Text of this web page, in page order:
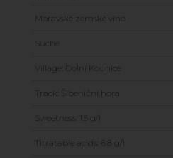
Moravské zemské víno
Suché
Village: Dolní Kounice
Track: Šibeniční hora
Sweetness: 1.5 g/l
Titratable acids: 6.8 g/l